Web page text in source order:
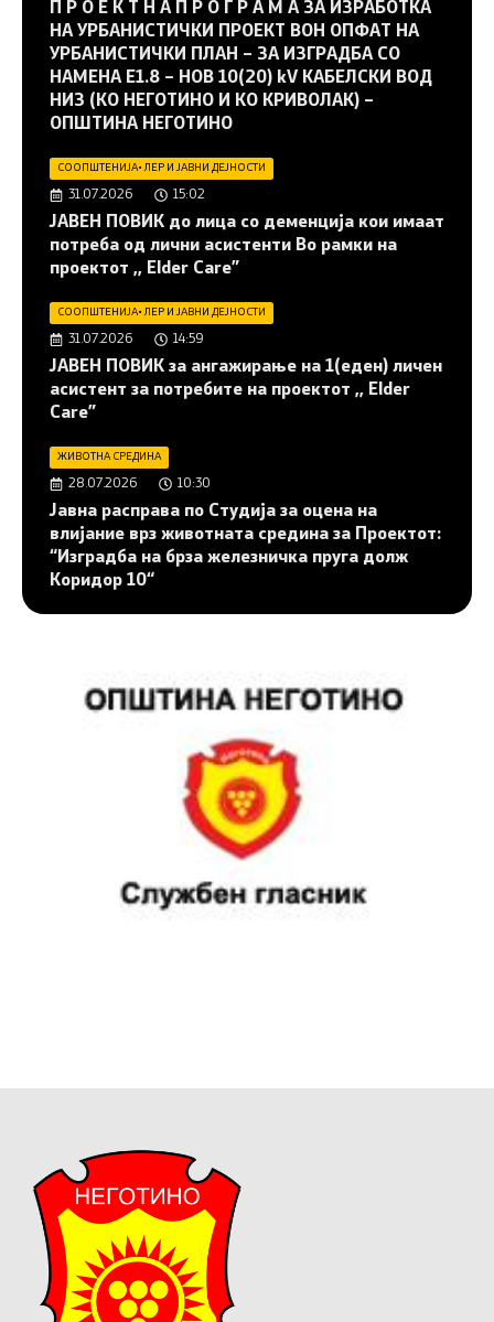
П Р О Е К Т Н А П Р О Г Р А М А ЗА ИЗРАБОТКА
НА УРБАНИСТИЧКИ ПРОЕКТ ВОН ОПФАТ НА
УРБАНИСТИЧКИ ПЛАН – ЗА ИЗГРАДБА СО
НАМЕНА Е1.8 – НОВ 10(20) kV КАБЕЛСКИ ВОД
НИЗ (КО НЕГОТИНО И КО КРИВОЛАК) –
ОПШТИНА НЕГОТИНО
СООПШТЕНИЈА•ЛЕР И ЈАВНИ ДЕЈНОСТИ
31.07.2026 15:02
JАВЕН ПОВИК до лица со деменција кои имаат
потреба од лични асистенти Во рамки на
проектот ,, Elder Care”
СООПШТЕНИЈА•ЛЕР И ЈАВНИ ДЕЈНОСТИ
31.07.2026 14:59
JАВЕН ПОВИК за ангажирање на 1(еден) личен
асистент за потребите на проектот ,, Elder
Care”
ЖИВОТНА СРЕДИНА
28.07.2026 10:30
Јавна расправа по Студија за оцена на
влијание врз животната средина за Проектот:
“Изградба на брза железничка пруга долж
Коридор 10“